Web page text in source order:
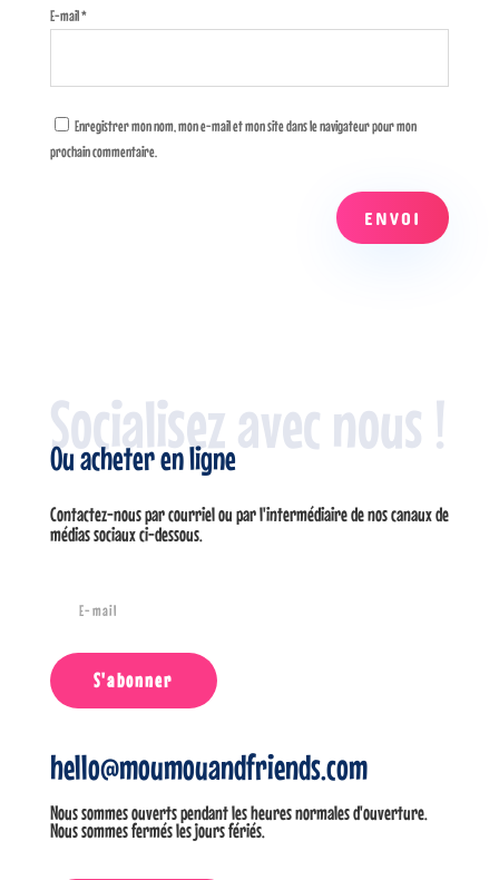
E-mail*
Enregistrer mon nom, mon e-mail et mon site dans le navigateur pour mon
prochain commentaire.
ENVOI
Socialisez avec nous !
Ou acheter en ligne
Contactez-nous par courriel ou par l'intermédiaire de nos canaux de
médias sociaux ci-dessous.
S'abonner
hello@moumouandfriends.com
Nous sommes ouverts pendant les heures normales d'ouverture.
Nous sommes fermés les jours fériés.